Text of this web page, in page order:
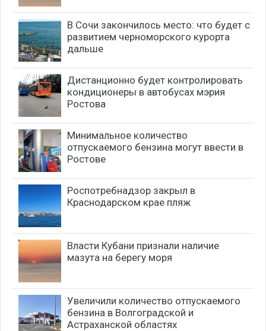
В Сочи закончилось место: что будет с
развитием черноморского курорта
дальше
Дистанционно будет контролировать
кондиционеры в автобусах мэрия
Ростова
Минимальное количество
отпускаемого бензина могут ввести в
Ростове
Роспотребнадзор закрыл в
Краснодарском крае пляж
Власти Кубани признали наличие
мазута на берегу моря
Увеличили количество отпускаемого
бензина в Волгоградской и
Астраханской областях